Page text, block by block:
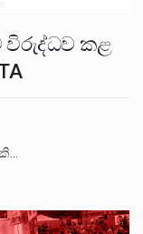
විරුද්ධව කළ